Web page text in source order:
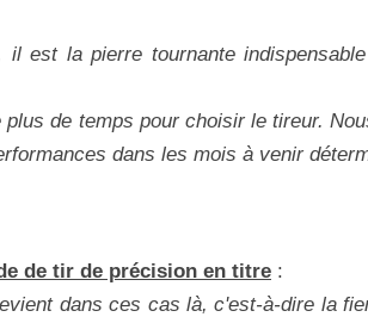
est la pierre tournante
de temps pour choisir le tireur.
dans les mois à venir
de tir de précision en titre :
dans ces cas là, c'est-à-dire la